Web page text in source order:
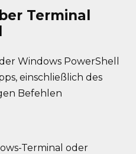
Terminal
Windows PowerShell
einschließlich des
Befehlen
Terminal oder